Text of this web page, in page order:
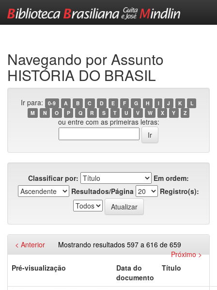
Navegando por Assunto
HISTÓRIA DO BRASIL
Ir para: 0-9 A B C D E F G H I J K
L
M
N O P Q R S T U V W X Y Z
ou entre com as primeiras letras:
Classificar por:
Em ordem:
Resultados/Página
Registro(s):
Mostrando resultados 597 a 616 de 659
< Anterior
Próximo >
Pré-visualização
Data do
documento
Título